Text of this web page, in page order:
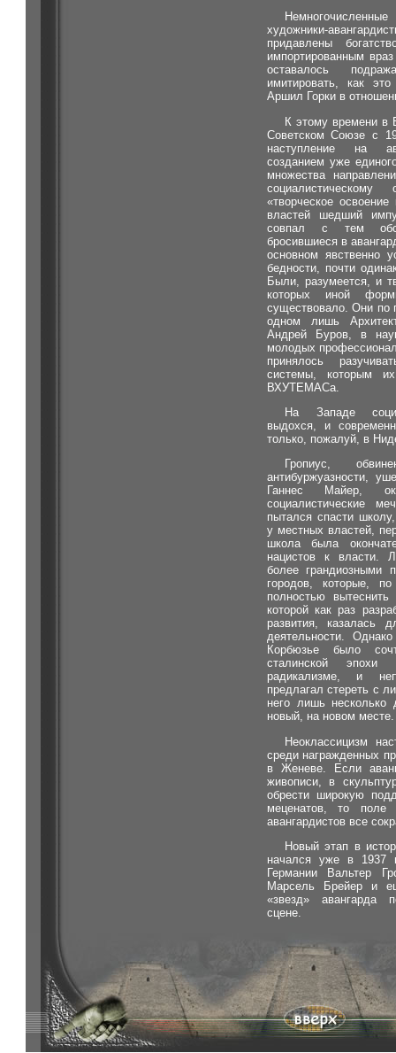
художники-
придавлены
импортированным
оставалось
имитировать, как
Аршил Горки в
К этому времени в
Советском Союзе с
наступление на
созданием уже
множества
социалистическому
«творческое
властей шедший
совпал с тем
бросившиеся в
основном явственно
бедности, почти
Были, разумеется, и
которых иной
существовало. Они по
одном лишь
Андрей Буров, в
молодых
принялось
системы, которым
ВХУТЕМАСа.
На Западе
выдохся, и
только, пожалуй, в
Гропиус,
антибуржуазности,
Ганнес Майер,
социалистические
пытался спасти
у местных властей,
школа была
нацистов к власти.
более грандиозными
городов, которые,
полностью
которой как раз
развития, казалась
деятельности.
Корбюзье было
сталинской
радикализме, и
предлагал стереть с
него лишь несколько
новый, на новом месте.
Неоклассицизм
среди награжденных
в Женеве. Если
живописи, в
обрести широкую
меценатов, то поле
авангардистов все
Новый этап в
начался уже в 1937
Германии Вальтер
Марсель Брейер и
«звезд» авангарда
сцене.